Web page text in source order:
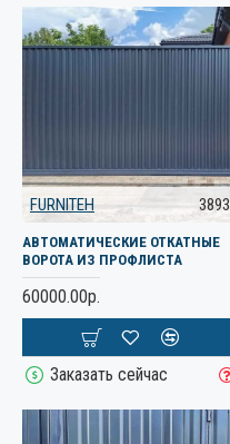
FURNITEH 3893
АВТОМАТИЧЕСКИЕ ОТКАТНЫЕ
ВОРОТА ИЗ ПРОФЛИСТА
60000.00р.
Заказать сейчас